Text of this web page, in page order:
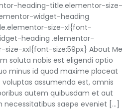
heading-title.elementor-size-
widget-heading
size-xl{font-
heading .elementor-
xxl{font-size:59px} About Me
soluta nobis est eligendi optio
minus id quod maxime placeat
assumenda est, omnis
autem quibusdam et aut
saepe eveniet […]